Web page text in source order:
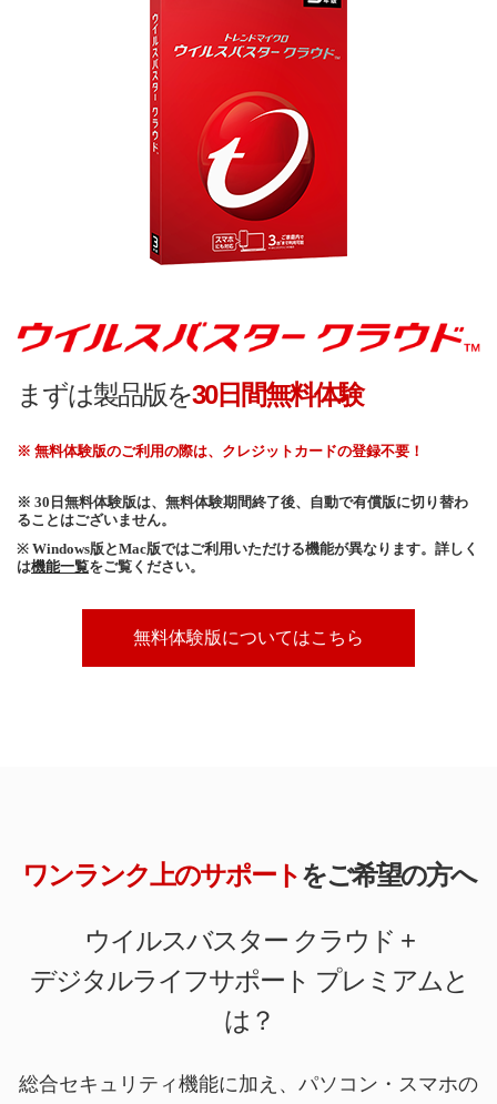
まずは製品版を30日間無料体験
※ 無料体験版のご利用の際は、クレジットカードの登録不要！
※ 30日無料体験版は、無料体験期間終了後、自動で有償版に切り替わ
ることはございません。
※ Windows版とMac版ではご利用いただける機能が異なります。詳しく
は機能一覧をご覧ください。
無料体験版についてはこちら
ワンランク上のサポートをご希望の方へ
ウイルスバスター クラウド +
デジタルライフサポート プレミアムと
は？
総合セキュリティ機能に加え、パソコン・スマホの